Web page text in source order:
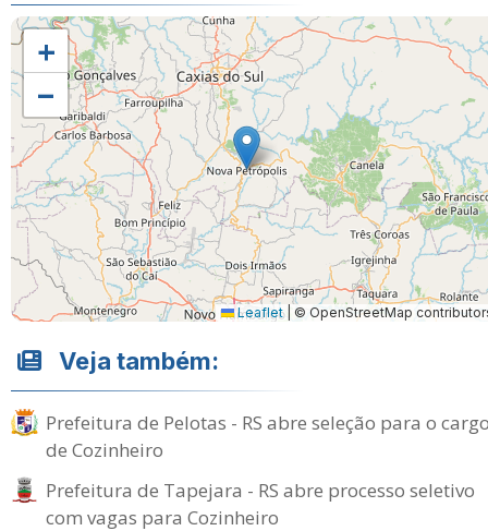
+
−
Leaflet © OpenStreetMap
Veja também:
Prefeitura de Pelotas - RS abre seleção para o
de Cozinheiro
Prefeitura de Tapejara - RS abre processo seletivo
com vagas para Cozinheiro